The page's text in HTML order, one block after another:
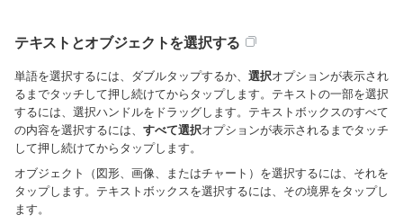
テキストとオブジェクトを選択する
単語を選択するには、ダブルタップするか、 選択オプションが表示され
るまでタッチして押し続けてからタップします。テキストの一部を選択
するには、選択ハンドルをドラッグします。テキストボックスのすべて
の内容を選択するには、 すべて選択オプションが表示されるまでタッチ
して押し続けてからタップします。
オブジェクト（図形、画像、またはチャート）を選択するには、それを
タップします。テキストボックスを選択するには、その境界をタップし
ます。